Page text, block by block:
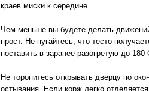
краев миски к середине.
Чем меньше вы будете делать
прост. Не пугайтесь, что тесто
поставить в заранее разогретую до
Не торопитесь открывать дверцу по
остывания. Если корж легко